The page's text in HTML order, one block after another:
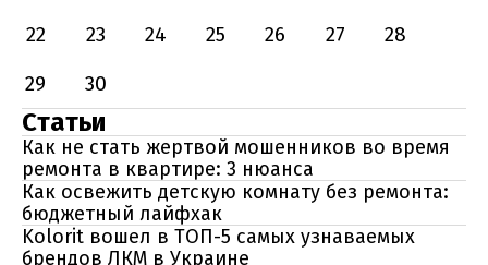
22
23 24 25 26 27
28
29
30
Статьи
Как не стать жертвой мошенников во время
ремонта в квартире: 3 нюанса
Как освежить детскую комнату без ремонта:
бюджетный лайфхак
Kolorit вошел в ТОП-5 самых узнаваемых
брендов ЛКМ в Украине